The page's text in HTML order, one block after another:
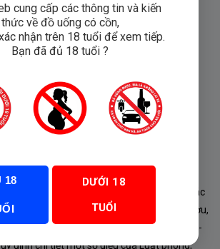
SÁCH
2017/NĐ-CP ngày 14/9/2017 của Chính
doanh rượu. Tuân thủ Luật “phòng chống tác
44/2019/QH14-Điều 16 về “điều kiện bán rượu,
mại điện tử”; Nghị định số 24/2020/NĐ-
định chi tiết một số điều của Luật phòng,
cung cấp các thông tin và kiến
thức về đồ uống có cồn,
nhận trên 18 tuổi để xem tiếp.
Bạn đã đủ 18 tuổi ?
18
DƯỚI 18
TUỔI